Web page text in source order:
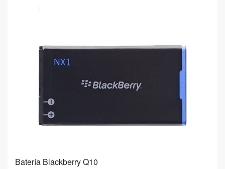
Batería Blackberry Q10